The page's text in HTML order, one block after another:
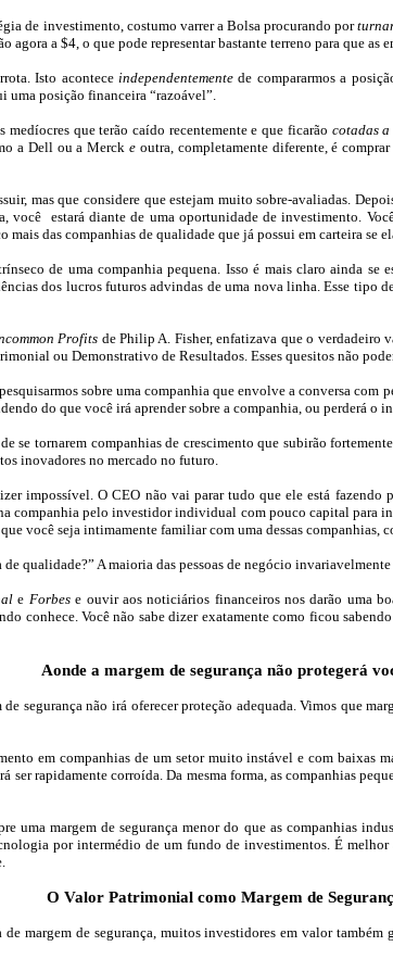
de investimento, costumo varrer a Bolsa procurando por
agora a $4, o que pode representar bastante terreno para que as
Isto acontece independentemente de compararmos a
uma posição financeira “razoável”.
que terão caído recentemente e que ficarão cotadas
a Dellou aMerck e outra, completamente diferente, é
mas que considere queestejam muito sobre-avaliadas.
você
estará diante de uma oportunidade de investimento.
das companhias de qualidade que já possui em carteira se
de uma companhia pequena. Isso é mais claro ainda se
dos lucros futuros advindas de uma nova linha. Esse tipo
Profits de Philip A. Fisher, enfatizava que o verdadeiro
ou Demonstrativo de Resultados. Esses quesitos não
sobre uma companhia que envolve a conversa
do que você irá aprender sobre a companhia, ou perderá o
se tornarem companhias de crescimento que subirão
inovadores no mercado no futuro.
impossível. O CEO não vai parar tudo que ele está fazendo
companhia pelo investidor individual com pouco capital para
que você seja intimamente familiar com uma dessas companhias,
qualidade?” A maioria das pessoas de negócio
e Forbese ouvir aos noticiários financeiros nos darão uma
conhece. Você não sabe dizer exatamente como ficou
Aonde a margem de segurança não protegerá
segurança não irá oferecer proteção adequada. Vimos que
em companhias de um setor muito instável e com baixas
ser rapidamente corroída. Da mesma forma, as companhias
uma margem de segurança menor do que as companhias
por intermédio de um fundo de investimentos. É
O Valor Patrimonial como Margem de
margem de segurança, muitos investidores em valor